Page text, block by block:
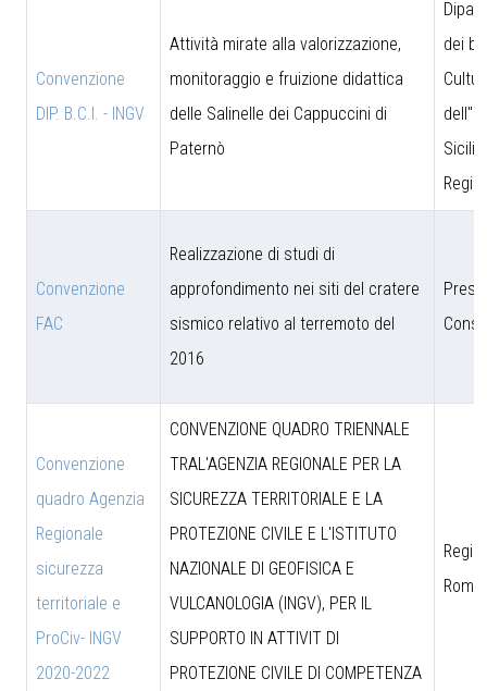
Convenzione
DIP. B.C.I. - INGV
Attività mirate alla valorizzazione,
monitoraggio e fruizione didattica
delle Salinelle dei Cappuccini di
Paternò
dei
Convenzione
FAC
Realizzazione di studi di
approfondimento nei siti del cratere
sismico relativo al terremoto del
2016
Convenzione
quadro Agenzia
Regionale
sicurezza
territoriale e
ProCiv- INGV
2020-2022
CONVENZIONE QUADRO TRIENNALE
TRAL'AGENZIA REGIONALE PER LA
SICUREZZA TERRITORIALE E LA
PROTEZIONE CIVILE E L'ISTITUTO
NAZIONALE DI GEOFISICA E
VULCANOLOGIA (INGV), PER IL
SUPPORTO IN ATTIVIT DI
PROTEZIONE CIVILE DI COMPETENZA